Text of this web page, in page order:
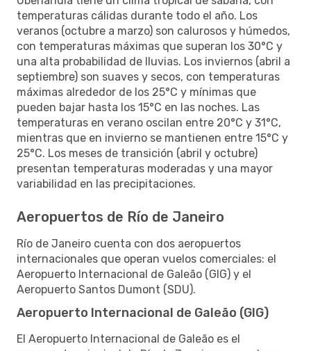
temperaturas cálidas durante todo el año. Los
veranos (octubre a marzo) son calurosos y húmedos,
con temperaturas máximas que superan los 30°C y
una alta probabilidad de lluvias. Los inviernos (abril a
septiembre) son suaves y secos, con temperaturas
máximas alrededor de los 25°C y mínimas que
pueden bajar hasta los 15°C en las noches. Las
temperaturas en verano oscilan entre 20°C y 31°C,
mientras que en invierno se mantienen entre 15°C y
25°C. Los meses de transición (abril y octubre)
presentan temperaturas moderadas y una mayor
variabilidad en las precipitaciones.
Aeropuertos de Río de Janeiro
Río de Janeiro cuenta con dos aeropuertos
internacionales que operan vuelos comerciales: el
Aeropuerto Internacional de Galeão (GIG) y el
Aeropuerto Santos Dumont (SDU).
Aeropuerto Internacional de Galeão (GIG)
El Aeropuerto Internacional de Galeão es el